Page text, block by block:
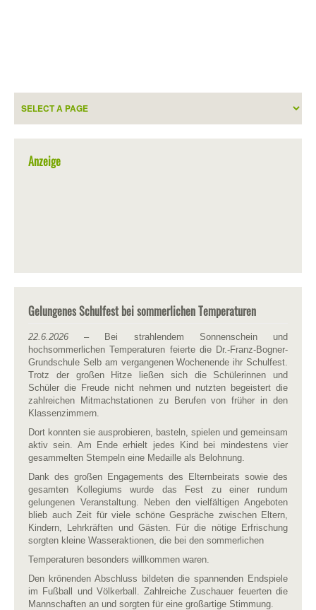
Anzeige
Gelungenes Schulfest bei sommerlichen Temperaturen
22.6.2026 – Bei strahlendem Sonnenschein und
hochsommerlichen Temperaturen feierte die Dr.-Franz-Bogner-
Grundschule Selb am vergangenen Wochenende ihr Schulfest.
Trotz der großen Hitze ließen sich die Schülerinnen und
Schüler die Freude nicht nehmen und nutzten begeistert die
zahlreichen Mitmachstationen zu Berufen von früher in den
Klassenzimmern.
Dort konnten sie ausprobieren, basteln, spielen und gemeinsam
aktiv sein. Am Ende erhielt jedes Kind bei mindestens vier
gesammelten Stempeln eine Medaille als Belohnung.
Dank des großen Engagements des Elternbeirats sowie des
gesamten Kollegiums wurde das Fest zu einer rundum
gelungenen Veranstaltung. Neben den vielfältigen Angeboten
blieb auch Zeit für viele schöne Gespräche zwischen Eltern,
Kindern, Lehrkräften und Gästen. Für die nötige Erfrischung
sorgten kleine Wasseraktionen, die bei den sommerlichen
Temperaturen besonders willkommen waren.
Den krönenden Abschluss bildeten die spannenden Endspiele
im Fußball und Völkerball. Zahlreiche Zuschauer feuerten die
Mannschaften an und sorgten für eine großartige Stimmung.